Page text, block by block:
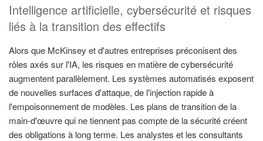
Intelligence artificielle, cybersécurité et risques
liés à la transition des effectifs
Alors que McKinsey et d'autres entreprises préconisent des
rôles axés sur l'IA, les risques en matière de cybersécurité
augmentent parallèlement. Les systèmes automatisés exposent
de nouvelles surfaces d'attaque, de l'injection rapide à
l'empoisonnement de modèles. Les plans de transition de la
main-d'œuvre qui ne tiennent pas compte de la sécurité créent
des obligations à long terme. Les analystes et les consultants